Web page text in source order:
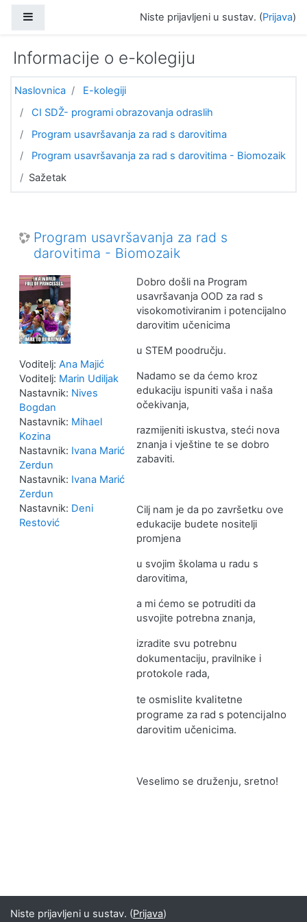
Niste prijavljeni u sustav. (Prijava)
Informacije o e-kolegiju
Naslovnica
E-kolegiji
CI SDŽ- programi obrazovanja odraslih
Program usavršavanja za rad s darovitima
Program usavršavanja za rad s darovitima - Biomozaik
Sažetak
Program usavršavanja za rad s
darovitima - Biomozaik
Dobro došli na Program
usavršavanja OOD za rad s
visokomotiviranim i potencijalno
darovitim učenicima
u STEM poodručju.
Nadamo se da ćemo kroz
edukaciju ispuniti vaša i naša
očekivanja,
razmijeniti iskustva, steći nova
znanja i vještine te se dobro
zabaviti.
Cilj nam je da po završetku ove
edukacije budete nositelji
promjena
u svojim školama u radu s
darovitima,
a mi ćemo se potruditi da
usvojite potrebna znanja,
izradite svu potrebnu
dokumentaciju, pravilnike i
protokole rada,
te osmislite kvalitetne
programe za rad s potencijalno
darovitim učenicima.
Veselimo se druženju, sretno!
Voditelj: Ana Majić
Voditelj: Marin Udiljak
Nastavnik: Nives
Bogdan
Nastavnik: Mihael
Kozina
Nastavnik: Ivana Marić
Zerdun
Nastavnik: Ivana Marić
Zerdun
Nastavnik: Deni
Restović
Niste prijavljeni u sustav. (Prijava)